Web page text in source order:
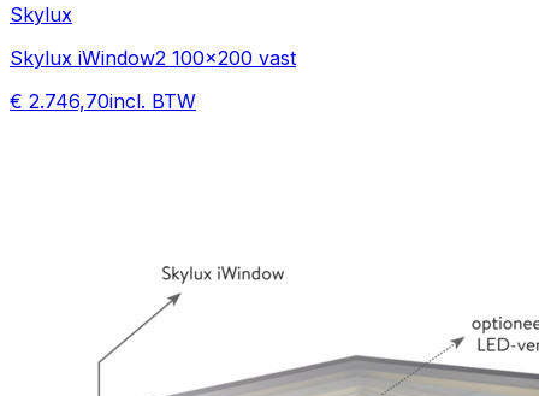
Skylux
Skylux iWindow2 100x200 vast
€ 2.746,70incl. BTW